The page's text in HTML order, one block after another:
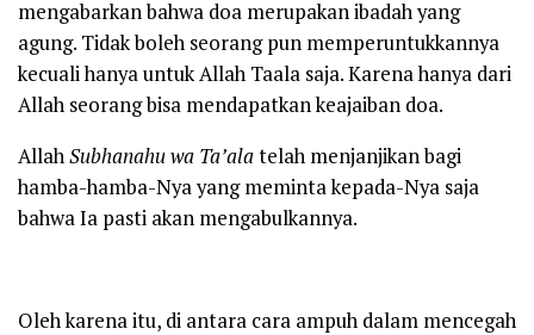
mengabarkan bahwa doa merupakan ibadah yang
agung. Tidak boleh seorang pun memperuntukkannya
kecuali hanya untuk Allah Taala saja. Karena hanya dari
Allah seorang bisa mendapatkan keajaiban doa.
AllahSubhanahu wa Ta’alatelah menjanjikan bagi
hamba-hamba-Nya yang meminta kepada-Nya saja
bahwa Ia pasti akan mengabulkannya.
Oleh karena itu, di antara cara ampuh dalam mencegah